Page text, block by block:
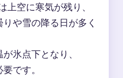
上空に寒気が残り、
や雪の降る日が多く
氷点下となり、
です。